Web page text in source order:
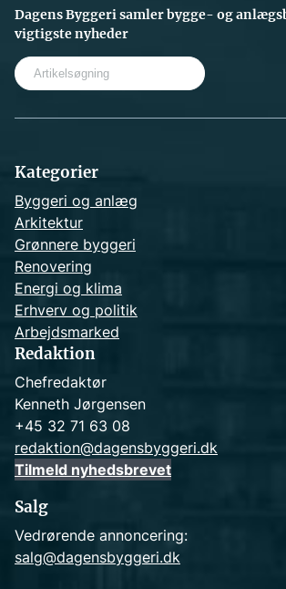
Dagens Byggeri samler bygge- og
vigtigste nyheder
Kategorier
Byggeri og anlæg
Arkitektur
Grønnere byggeri
Renovering
Energi og klima
Erhverv og politik
Arbejdsmarked
Redaktion
Chefredaktør
Kenneth Jørgensen
+45 32 71 63 08
redaktion@dagensbyggeri.dk
Tilmeld nyhedsbrevet
Salg
Vedrørende annoncering:
salg@dagensbyggeri.dk